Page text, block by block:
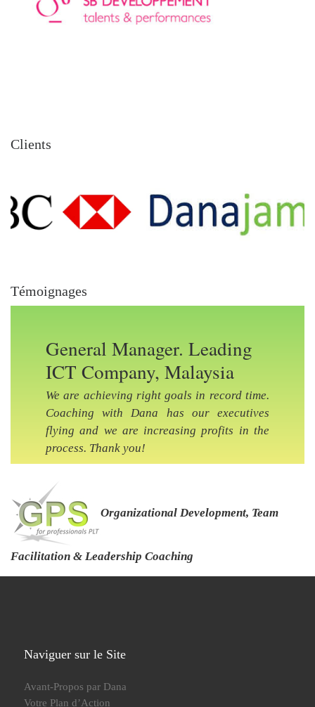
Clients
Témoignages
General Manager. Leading
ICT Company, Malaysia
We are achieving right goals in record time.
Coaching with Dana has our executives
flying and we are increasing profits in the
process. Thank you!
Previous Slide
Organizational Development, Team
Facilitation & Leadership Coaching
Naviguer sur le Site
Avant-Propos par Dana
Votre Plan d’Action